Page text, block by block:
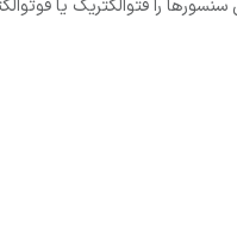
را فتوالکتریک یا